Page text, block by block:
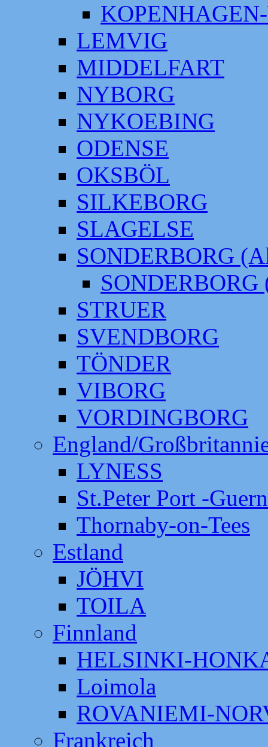
LEMVIG
MIDDELFART
NYBORG
NYKOEBING
ODENSE
OKSBÖL
SILKEBORG
SLAGELSE
SONDERBORG
SONDERBORG
STRUER
SVENDBORG
TÖNDER
VIBORG
VORDINGBORG
England/
LYNESS
St.Peter Port -
Thornaby-on-Tees
Estland
JÖHVI
TOILA
Finnland
HELSINKI-
Loimola
ROVANIEMI-
Frankreich